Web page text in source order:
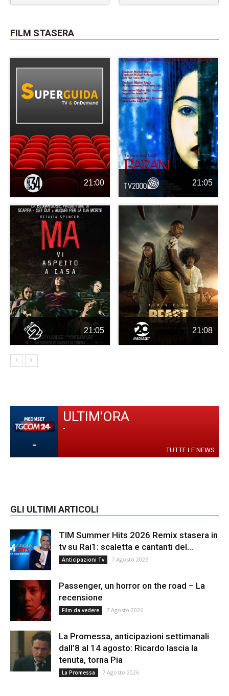
FILM STASERA
21:00 21:05
21:05 21:08
-
ULTIM'ORA
-
TUTTE LE NEWS
GLI ULTIMI ARTICOLI
TIM Summer Hits 2026 Remix stasera in
tv su Rai1: scaletta e cantanti del...
Anticipazioni Tv 7 Agosto 2026
Passenger, un horror on the road – La
recensione
Film da vedere 7 Agosto 2026
La Promessa, anticipazioni settimanali
dall’8 al 14 agosto: Ricardo lascia la
tenuta, torna Pia
La Promessa 7 Agosto 2026